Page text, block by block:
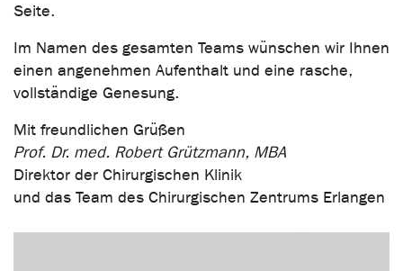
Seite.
Im Namen des gesamten Teams wünschen wir Ihnen
einen angenehmen Aufenthalt und eine rasche,
vollständige Genesung.
Mit freundlichen Grüßen
Prof. Dr. med. Robert Grützmann, MBA
Direktor der Chirurgischen Klinik
und das Team des Chirurgischen Zentrums Erlangen